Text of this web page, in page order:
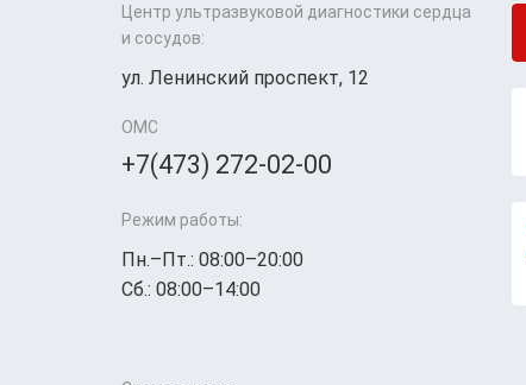
Центр ультразвуковой диагностики сердца
и сосудов:
ул. Ленинский проспект, 12
ОМС
+7(473) 272-02-00
Режим работы:
Пн.–Пт.: 08:00–20:00
Сб.: 08:00–14:00